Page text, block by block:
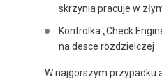
skrzynia pracuje w
Kontrolka „Check
na desce rozdzielczej
W najgorszym przypadku